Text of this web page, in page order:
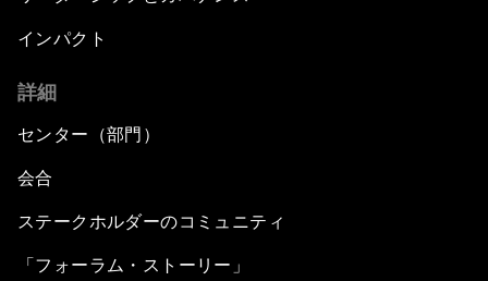
インパクト
詳細
センター（部門）
会合
ステークホルダーのコミュニティ
「フォーラム・ストーリー」